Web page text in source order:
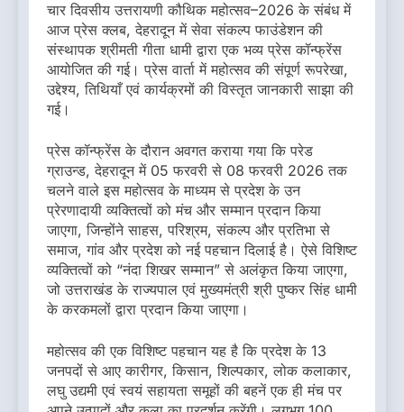
चार दिवसीय उत्तरायणी कौथिक महोत्सव–2026 के संबंध में
आज प्रेस क्लब, देहरादून में सेवा संकल्प फाउंडेशन की
संस्थापक श्रीमती गीता धामी द्वारा एक भव्य प्रेस कॉन्फ्रेंस
आयोजित की गई। प्रेस वार्ता में महोत्सव की संपूर्ण रूपरेखा,
उद्देश्य, तिथियाँ एवं कार्यक्रमों की विस्तृत जानकारी साझा की
गई।
प्रेस कॉन्फ्रेंस के दौरान अवगत कराया गया कि परेड
ग्राउन्ड, देहरादून में 05 फरवरी से 08 फरवरी 2026 तक
चलने वाले इस महोत्सव के माध्यम से प्रदेश के उन
प्रेरणादायी व्यक्तित्वों को मंच और सम्मान प्रदान किया
जाएगा, जिन्होंने साहस, परिश्रम, संकल्प और प्रतिभा से
समाज, गांव और प्रदेश को नई पहचान दिलाई है। ऐसे विशिष्ट
व्यक्तित्वों को “नंदा शिखर सम्मान” से अलंकृत किया जाएगा,
जो उत्तराखंड के राज्यपाल एवं मुख्यमंत्री श्री पुष्कर सिंह धामी
के करकमलों द्वारा प्रदान किया जाएगा।
महोत्सव की एक विशिष्ट पहचान यह है कि प्रदेश के 13
जनपदों से आए कारीगर, किसान, शिल्पकार, लोक कलाकार,
लघु उद्यमी एवं स्वयं सहायता समूहों की बहनें एक ही मंच पर